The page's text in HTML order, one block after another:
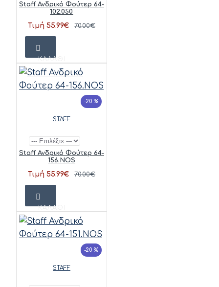
Staff Ανδρικό Φούτερ 64-
102.050
Τιμή 55.99€ 70.00€
ΚΑΛΆΘΙ
-20 %
STAFF
Staff Ανδρικό Φούτερ 64-
156.NOS
Τιμή 55.99€ 70.00€
ΚΑΛΆΘΙ
-20 %
STAFF